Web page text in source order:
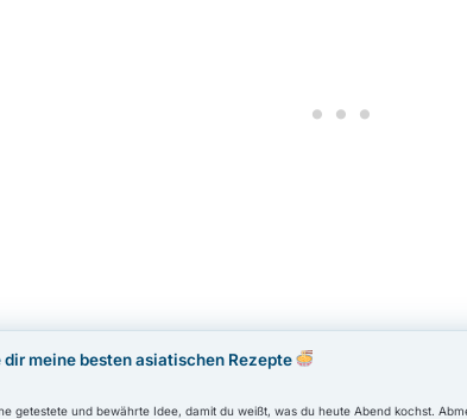
meine besten asiatischen Rezepte
getestete und bewährte Idee, damit du weißt, was du heute Abend kochst.